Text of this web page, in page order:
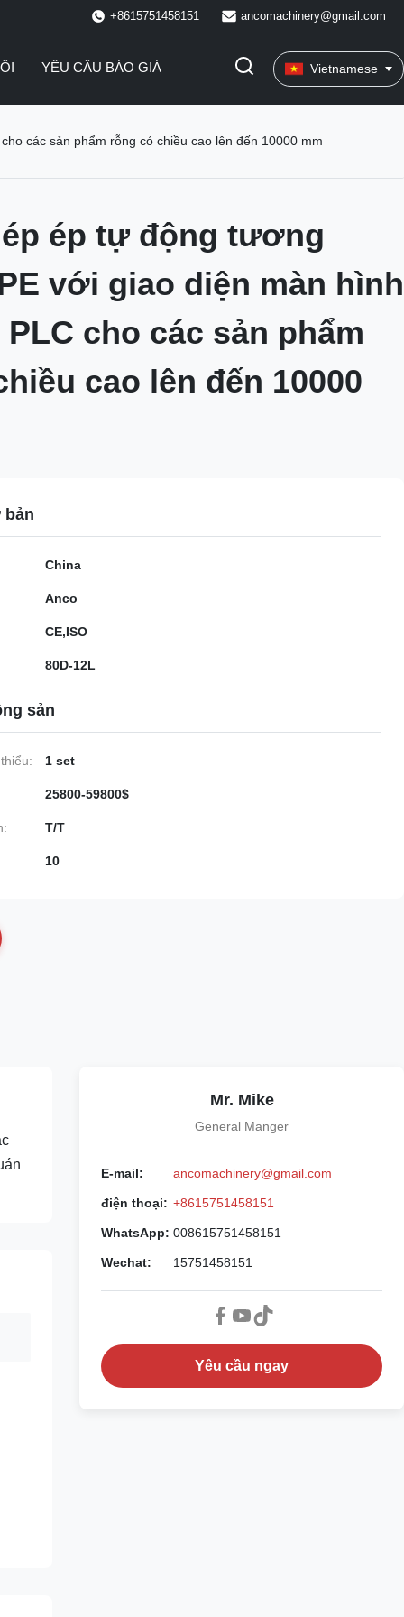
+8615751458151 ancomachinery@gmail.com
YÊU CẦU BÁO GIÁ Vietnamese
các sản phẩm rỗng có chiều cao lên đến 10000 mm
ép tự động tương
với giao diện màn hình
cho các sản phẩm
cao lên đến 10000
bản
China
Anco
CE,ISO
80D-12L
sản
1 set
25800-59800$
T/T
10
Mr. Mike
General Manger
E-mail: ancomachinery@gmail.com
điện thoại: +8615751458151
WhatsApp: 008615751458151
Wechat: 15751458151
Yêu cầu ngay